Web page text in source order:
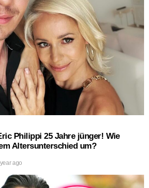
Philippi 25 Jahre jünger! Wie
Altersunterschied um?
ago